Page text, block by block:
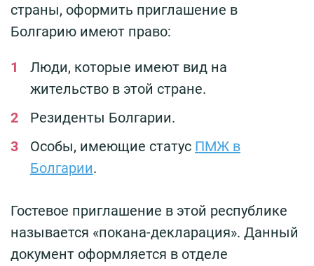
страны, оформить приглашение в
Болгарию имеют право:
Люди, которые имеют вид на
жительство в этой стране.
Резиденты Болгарии.
Особы, имеющие статус ПМЖ в
Болгарии.
Гостевое приглашение в этой республике
называется «покана-декларация». Данный
документ оформляется в отделе